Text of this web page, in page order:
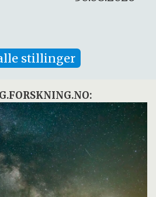
stillinger